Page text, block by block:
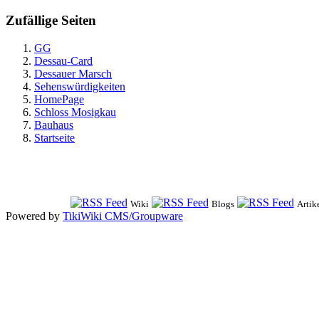
Zufällige Seiten
GG
Dessau-Card
Dessauer Marsch
Sehenswürdigkeiten
HomePage
Schloss Mosigkau
Bauhaus
Startseite
Wiki Blogs
Powered by TikiWiki CMS/Groupware